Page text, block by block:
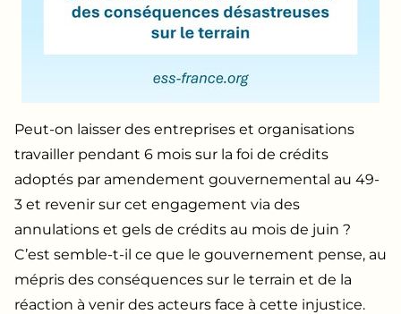
Peut-on laisser des entreprises et organisations
travailler pendant 6 mois sur la foi de crédits
adoptés par amendement gouvernemental au 49-
3 et revenir sur cet engagement via des
annulations et gels de crédits au mois de juin ?
C’est semble-t-il ce que le gouvernement pense, au
mépris des conséquences sur le terrain et de la
réaction à venir des acteurs face à cette injustice.